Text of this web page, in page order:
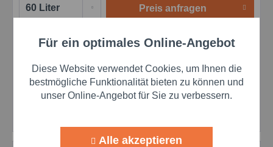
Preis anfragen
Preis anfragen
Merken Bewerten
Artikel-Nr.:
schar31895
Herstellernr.:
31895
ab 2 Fässern ist die
Funktionale Aktiv
Marketing Aktiv
Für ein optimales Online-Angebot
Diese Website verwendet Cookies, um Ihnen die
bestmögliche Funktionalität bieten zu können und
unser Online-Angebot für Sie zu verbessern.
Alle akzeptieren